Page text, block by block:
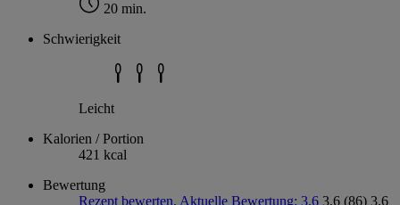
20 min.
Schwierigkeit
Leicht
Kalorien / Portion
421 kcal
Bewertung
Rezept bewerten. Aktuelle Bewertung: 3.6 3,6 (86) 3.6